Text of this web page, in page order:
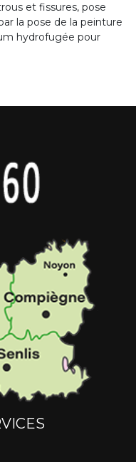
et fissures, pose
la pose de la peinture
hydrofugée pour